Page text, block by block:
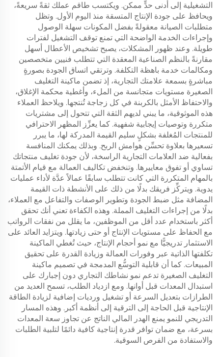
التشغيلية إلى أدنى حدٍّ ممكن. ويكتسب طاقم عملك ثقةً سريعةً،
ويحافظ على جودة الإنتاج المتسقة منذ اليوم الأول. وتظل
متطلبات الصيانة معقولةً بفضل المكونات سهلة الوصول
وإجراءات الخدمة الواضحة التي تمنع توقف التشغيل لفترات
طويلة. وعند ظهور المشكلات، يصبح تشخيص الأعطال أسهل
مقارنةً بالنظم الصناعية المعقدة التي تتطلب فنيين متخصصين
ومكالمات خدمة باهظة التكلفة. وترتقي اتساق الجودة بصورةٍ
مباشرةٍ بسمعة علامتك التجارية، إذ تضمن ماكينة التغليف
الصغيرة مستويات متجانسة من الملء، وأغطية محكمة الإغلاق،
والاحتفاظ الأمثل بالكربنة في كل زجاجة تُنتجها. ويلاحظ العملاء
هذه الموثوقية، ما يبني لديهم الثقة التي تتحول إلى مشتريات
متكررة وتوصيات إيجابية شفهية. كما يعزِّز المظهر الاحترافي
للمنتجات المُغلفة بشكلٍ سليم القيمة المدركة لها، ما يبرر
تسعيرها بعلاوة تحسِّن هوامش الربح. وبذلك يمكنك المنافسة
بفعالية ضد العلامات التجارية الراسخة، لأن جودة تغليف منتجاتك
تساوي أو تفوق معاييرها. وتنخفض تكاليف العمالة مع قيام الأتمتة
بالمهام المتكررة التي كانت تتطلب سابقًا عمالاً عدَّة لأداء عمليات
يدوية. ويتركِّز فريقك بدلًا من ذلك على الأنشطة ذات القيمة
المضافة مثل ضبط الجودة وتطوير الوصفات والتفاعل مع العملاء،
بدلًا من إجراءات التغليف المملة. وهذه الكفاءة تعني أنك تحقق
أكثر باستخدام عدد أقل من الموظفين، ما يقلل من نفقات الرواتب
مع الحفاظ على مستويات الإنتاج أو حتى زيادتها. ويتزايد العائد على
الاستثمار تدريجيًّا مع نمو أحجام الإنتاج، حيث تُغطي الماكينة
تكلفتها الذاتية عبر وفورات العمالة وزيادة القدرة على تحقيق
المبيعات. كما أن قابلية التوسُّع المدمجة في تصميم ماكينة
التغليف الصغيرة تدعم نمو نشاطك التجاري دون إجبارك على
استبدال المعدات قبل أوانها. ومع ازدياد الطلب، تسمح العديد من
الطرازات بتعديل السرعة أو تشغيل ورديات إضافية لزيادة الطاقة
الإنتاجية قبل الحاجة إلى الترقية إلى أنظمة أكبر. وهذه المسار
التدريجي للنمو يمنع الهدر المالي الناتج عن تجاوز سعة المعدات
بسرعة، مع ضمان توافر قدرة إنتاجية كافية دائمًا لتلبية الطلبات
والاستفادة من الفرص السوقية.